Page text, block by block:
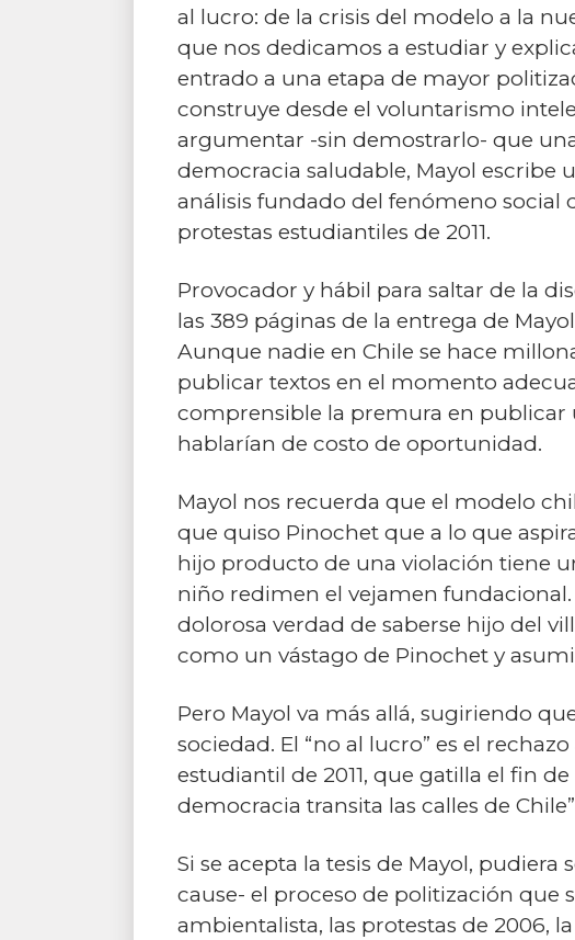
al lucro: de la crisis del modelo a la
que nos dedicamos a estudiar y
entrado a una etapa de mayor
construye desde el voluntarismo
argumentar -sin demostrarlo- que
democracia saludable, Mayol escribe
análisis fundado del fenómeno
protestas estudiantiles de 2011.
Provocador y hábil para saltar de la
las 389 páginas de la entrega de
Aunque nadie en Chile se hace
publicar textos en el momento
comprensible la premura en publicar
hablarían de costo de oportunidad.
Mayol nos recuerda que el modelo
que quiso Pinochet que a lo que
hijo producto de una violación tiene
niño redimen el vejamen fundacional.
dolorosa verdad de saberse hijo del
como un vástago de Pinochet y
Pero Mayol va más allá, sugiriendo
sociedad. El “no al lucro” es el
estudiantil de 2011, que gatilla el fin
democracia transita las calles de
Si se acepta la tesis de Mayol,
cause- el proceso de politización
ambientalista, las protestas de 2006,